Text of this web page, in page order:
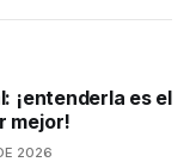
¡entenderla es el
mejor!
2026